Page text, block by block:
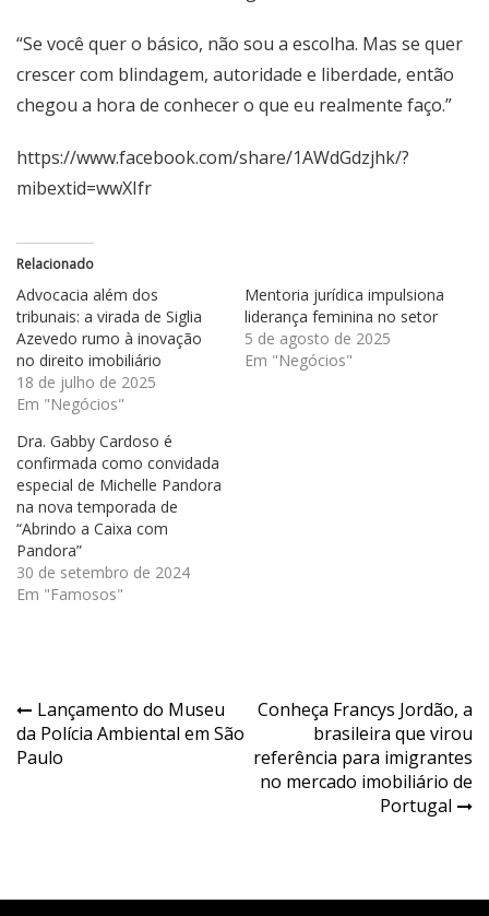
“Se você quer o básico, não sou a escolha. Mas se quer
crescer com blindagem, autoridade e liberdade, então
chegou a hora de conhecer o que eu realmente faço.”
https://www.facebook.com/share/1AWdGdzjhk/?
mibextid=wwXIfr
Relacionado
Advocacia além dos
tribunais: a virada de Siglia
Azevedo rumo à inovação
no direito imobiliário
18 de julho de 2025
Em "Negócios"
Mentoria jurídica impulsiona
liderança feminina no setor
5 de agosto de 2025
Em "Negócios"
Dra. Gabby Cardoso é
confirmada como convidada
especial de Michelle Pandora
na nova temporada de
“Abrindo a Caixa com
Pandora”
30 de setembro de 2024
Em "Famosos"
Navegação
de
Lançamento do Museu
da Polícia Ambiental em São
Paulo
Conheça Francys Jordão, a
brasileira que virou
referência para imigrantes
no mercado imobiliário de
Portugal